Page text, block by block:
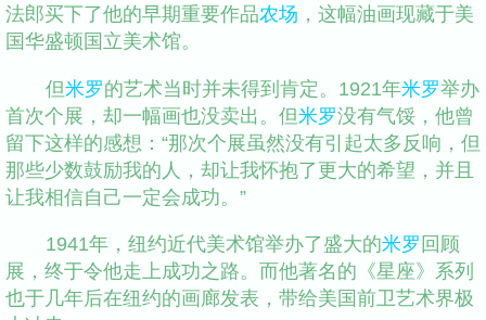
法郎买下了他的早期重要作品农场 ，这幅油画现藏于美
国华盛顿国立美术馆。
但米罗的艺术当时并未得到肯定。1921年米罗举办
首次个展，却一幅画也没卖出。但米罗没有气馁，他曾
留下这样的感想：“那次个展虽然没有引起太多反响，但
那些少数鼓励我的人，却让我怀抱了更大的希望，并且
让我相信自己一定会成功。”
1941年，纽约近代美术馆举办了盛大的米罗 回顾
展，终于令他走上成功之路。而他著名的《星座》系列
也于几年后在纽约的画廊发表，带给美国前卫艺术界极